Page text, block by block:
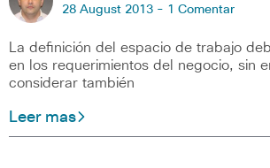
28 August 2013 - 1 Comentar
La definición del espacio de trabajo
en los requerimientos del negocio, sin
considerar también
Leer mas